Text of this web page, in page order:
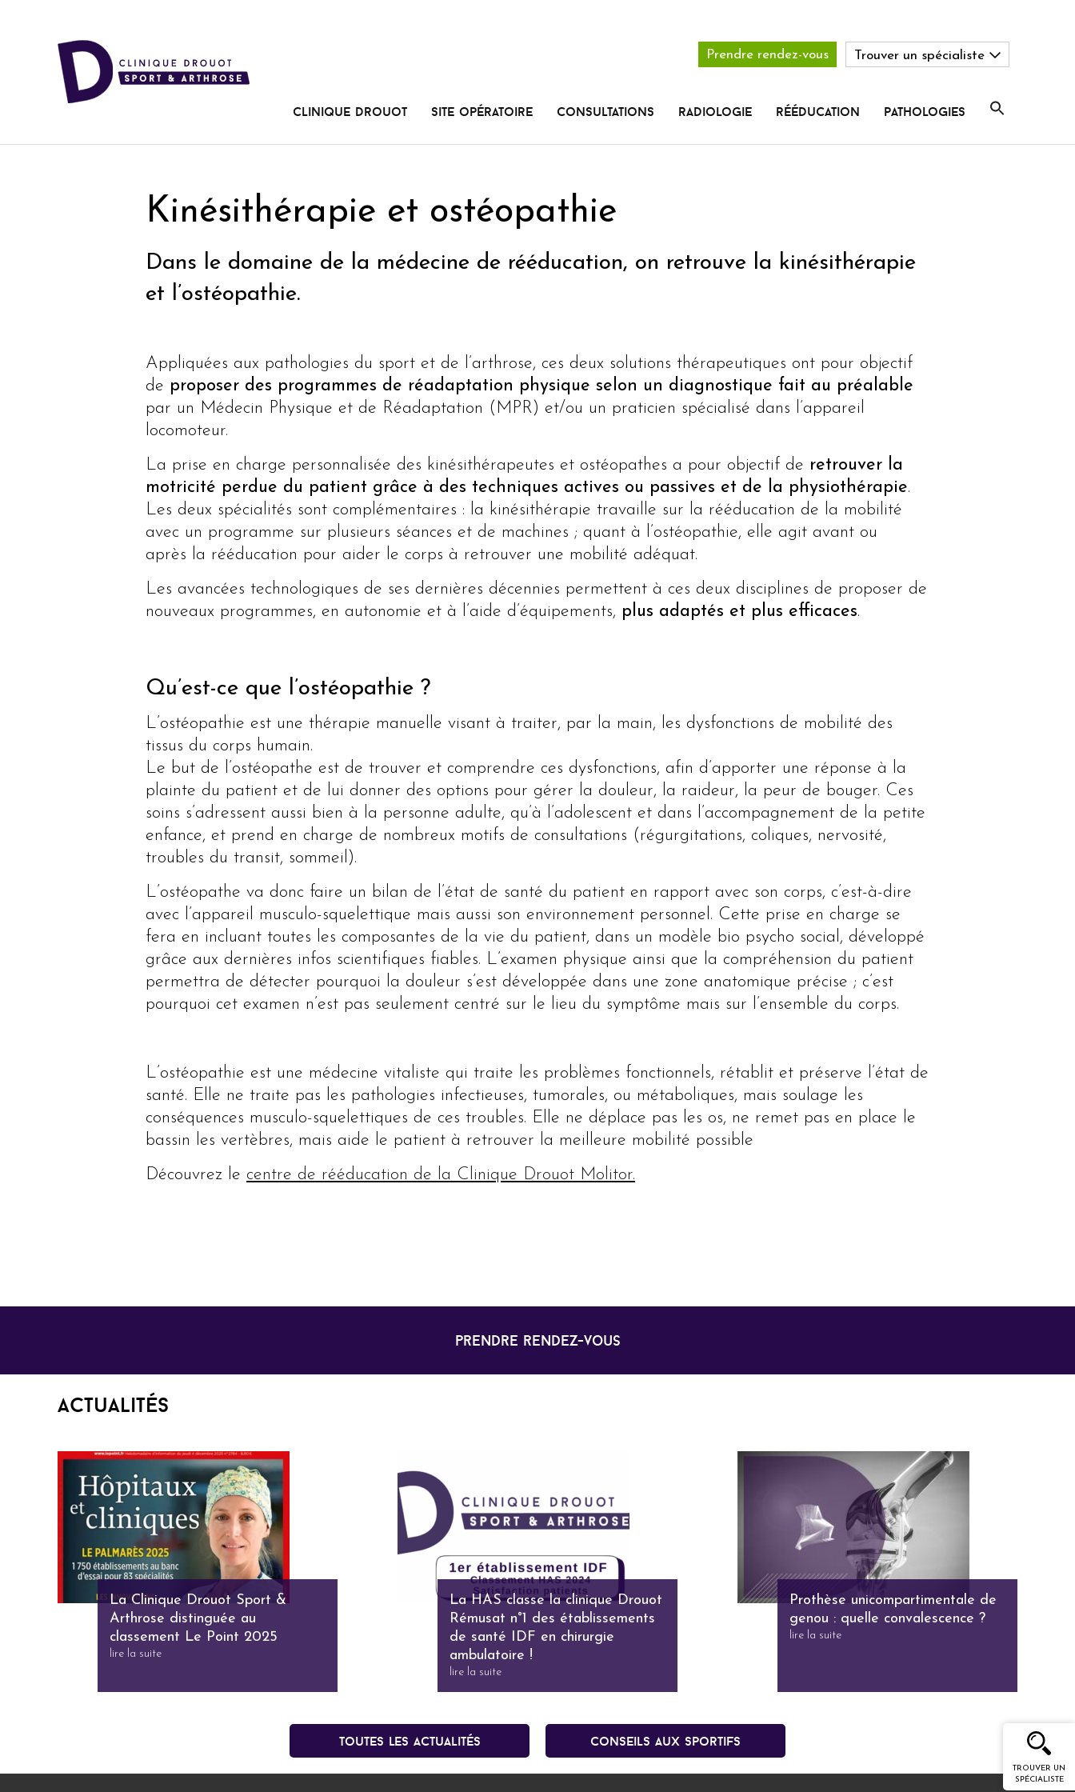
Prendre rendez-vous Trouver un spécialiste
Clinique Drouot Site opératoire Consultations radiologie rééducation pathologies
TROUVER UN
SPÉCIALISTE
Kinésithérapie et ostéopathie
Dans le domaine de la médecine de rééducation, on retrouve la kinésithérapie
et l’ostéopathie.
Appliquées aux pathologies du sport et de l’arthrose, ces deux solutions thérapeutiques ont pour objectif
de proposer des programmes de réadaptation physique selon un diagnostique fait au préalable
par un Médecin Physique et de Réadaptation (MPR) et/ou un praticien spécialisé dans l’appareil
locomoteur.
La prise en charge personnalisée des kinésithérapeutes et ostéopathes a pour objectif de retrouver la
motricité perdue du patient grâce à des techniques actives ou passives et de la physiothérapie.
Les deux spécialités sont complémentaires : la kinésithérapie travaille sur la rééducation de la mobilité
avec un programme sur plusieurs séances et de machines ; quant à l’ostéopathie, elle agit avant ou
après la rééducation pour aider le corps à retrouver une mobilité adéquat.
Les avancées technologiques de ses dernières décennies permettent à ces deux disciplines de proposer de
nouveaux programmes, en autonomie et à l’aide d’équipements, plus adaptés et plus efficaces.
Qu’est-ce que l’ostéopathie ?
L’ostéopathie est une thérapie manuelle visant à traiter, par la main, les dysfonctions de mobilité des
tissus du corps humain.
Le but de l’ostéopathe est de trouver et comprendre ces dysfonctions, afin d’apporter une réponse à la
plainte du patient et de lui donner des options pour gérer la douleur, la raideur, la peur de bouger. Ces
soins s’adressent aussi bien à la personne adulte, qu’à l’adolescent et dans l’accompagnement de la petite
enfance, et prend en charge de nombreux motifs de consultations (régurgitations, coliques, nervosité,
troubles du transit, sommeil).
L’ostéopathe va donc faire un bilan de l’état de santé du patient en rapport avec son corps, c’est-à-dire
avec l’appareil musculo-squelettique mais aussi son environnement personnel. Cette prise en charge se
fera en incluant toutes les composantes de la vie du patient, dans un modèle bio psycho social, développé
grâce aux dernières infos scientifiques fiables. L’examen physique ainsi que la compréhension du patient
permettra de détecter pourquoi la douleur s’est développée dans une zone anatomique précise ; c’est
pourquoi cet examen n’est pas seulement centré sur le lieu du symptôme mais sur l’ensemble du corps.
L’ostéopathie est une médecine vitaliste qui traite les problèmes fonctionnels, rétablit et préserve l’état de
santé. Elle ne traite pas les pathologies infectieuses, tumorales, ou métaboliques, mais soulage les
conséquences musculo-squelettiques de ces troubles. Elle ne déplace pas les os, ne remet pas en place le
bassin les vertèbres, mais aide le patient à retrouver la meilleure mobilité possible
Découvrez le centre de rééducation de la Clinique Drouot Molitor.
prendre rendez-vous
Actualités
La Clinique Drouot Sport &
Arthrose distinguée au
classement Le Point 2025
lire la suite
La HAS classe la clinique Drouot
Rémusat n°1 des établissements
de santé IDF en chirurgie
ambulatoire !
lire la suite
Prothèse unicompartimentale de
genou : quelle convalescence ?
lire la suite
Toutes les actualités conseils aux sportifs